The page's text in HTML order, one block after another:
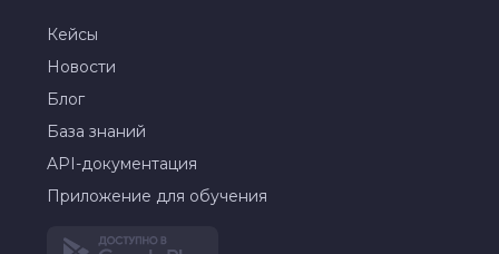
Кейсы
Новости
Блог
База знаний
API-документация
Приложение для обучения